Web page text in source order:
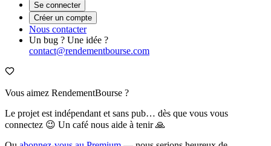
Se connecter
Créer un compte
Nous contacter
Un bug ? Une idée ?
contact@rendementbourse.com
Vous aimez RendementBourse ?
Le projet est indépendant et sans pub… dès que vous vous
connectez 😉 Un café nous aide à tenir 🙏